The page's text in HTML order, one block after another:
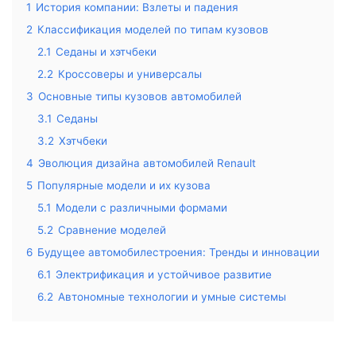
1 История компании: Взлеты и падения
2 Классификация моделей по типам кузовов
2.1 Седаны и хэтчбеки
2.2 Кроссоверы и универсалы
3 Основные типы кузовов автомобилей
3.1 Седаны
3.2 Хэтчбеки
4 Эволюция дизайна автомобилей Renault
5 Популярные модели и их кузова
5.1 Модели с различными формами
5.2 Сравнение моделей
6 Будущее автомобилестроения: Тренды и инновации
6.1 Электрификация и устойчивое развитие
6.2 Автономные технологии и умные системы